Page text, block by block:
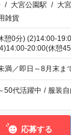
/ 大宮公園駅 / 大
雑貨
憩0分) (2)14:00-
20:00(休憩
満／即日～8月末ま
50代活躍中 / 服装自
応募する